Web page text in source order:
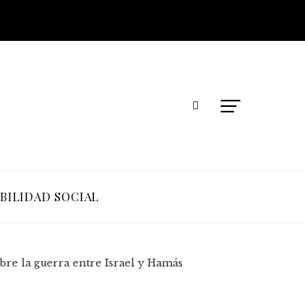
SOCIAL
la guerra entre Israel y Hamás